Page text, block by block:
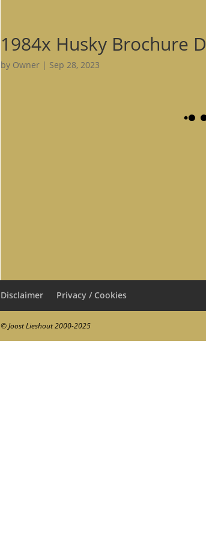
1984x Husky Brochure D
by Owner| Sep 28, 2023
Disclaimer Privacy / Cookies
© Joost Lieshout 2000-2025